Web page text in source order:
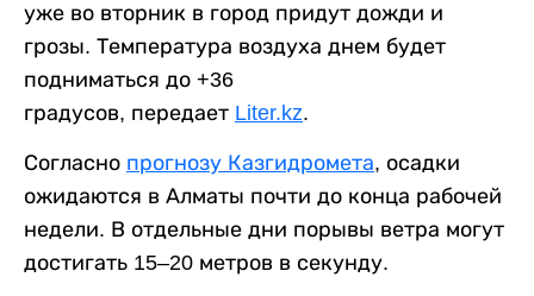
уже во вторник в город придут дожди и
грозы. Температура воздуха днем будет
подниматься до +36
градусов, передает Liter.kz.
Согласно прогнозу Казгидромета, осадки
ожидаются в Алматы почти до конца рабочей
недели. В отдельные дни порывы ветра могут
достигать 15–20 метров в секунду.